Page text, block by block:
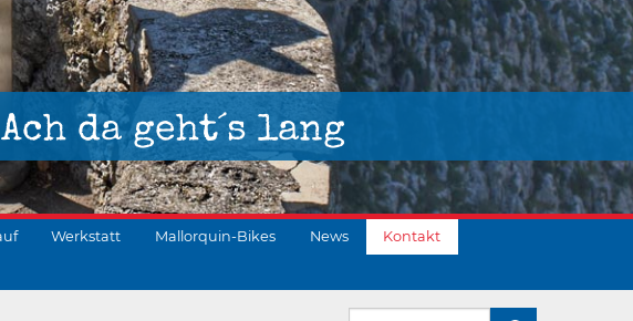
Ach da geht´s lang
Werkstatt Mallorquin-Bikes News Kontakt